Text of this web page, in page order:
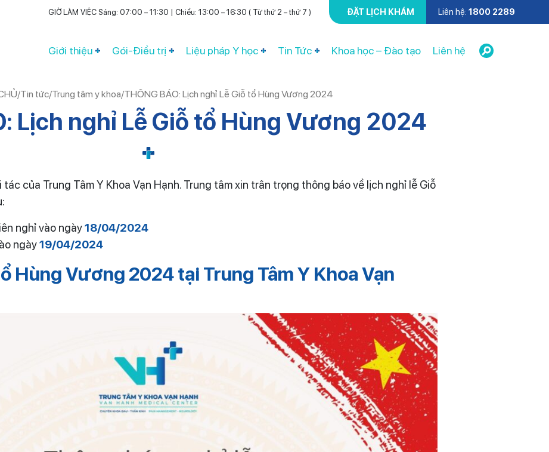
GIỜ LÀM VIỆC Sáng: 07:00 – 11:30 | Chiều: 13:00 – 16:30 ( Từ thứ 2 – thứ 7 ) ĐẶT LỊCH KHÁM Liên hệ: 1800 2289
Giới thiệu Gói-Điều trị Liệu pháp Y học Tin Tức Khoa học – Đào tạo Liên hệ
/Tin tức/Trung tâm y khoa/THÔNG BÁO: Lịch nghỉ Lễ Giỗ tổ Hùng Vương 2024
Lịch nghỉ Lễ Giỗ tổ Hùng Vương 2024
của Trung Tâm Y Khoa Vạn Hạnh. Trung tâm xin trân trọng thông báo về lịch nghỉ lễ Giỗ
nghỉ vào ngày18/04/2024
ngày19/04/2024
Hùng Vương 2024 tại Trung Tâm Y Khoa Vạn